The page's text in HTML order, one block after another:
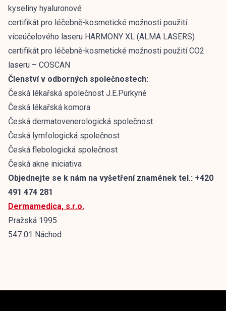
kyseliny hyaluronové
certifikát pro léčebně-kosmetické možnosti použití
víceúčelového laseru HARMONY XL (ALMA LASERS)
certifikát pro léčebně-kosmetické možnosti použití CO2
laseru – COSCAN
Členství v odborných společnostech:
Česká lékařská společnost J.E.Purkyně
Česká lékařská komora
Česká dermatovenerologická společnost
Česká lymfologická společnost
Česká flebologická společnost
Česká akne iniciativa
Objednejte se k nám na vyšetření znamének tel.: +420
491 474 281
Dermamedica, s.r.o.
Pražská 1995
547 01 Náchod